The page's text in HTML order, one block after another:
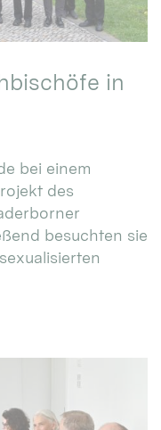
in
bei einem
des
besuchten sie